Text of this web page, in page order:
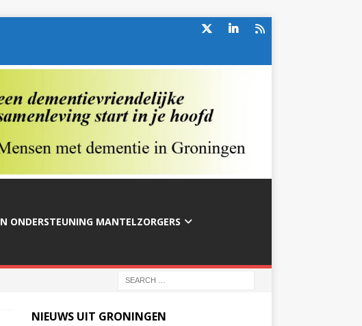
ONDERSTEUNING MANTELZORGERS
NIEUWS UIT GRONINGEN